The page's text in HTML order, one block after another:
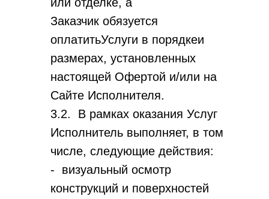
Заказчик обязуется
оплатитьУслуги в порядкеи
размерах, установленных
настоящей Офертой и/или на
Сайте Исполнителя.
3.2. В рамках оказания Услуг
Исполнитель выполняет, в том
числе, следующие действия:
- визуальный осмотр
конструкций и поверхностей